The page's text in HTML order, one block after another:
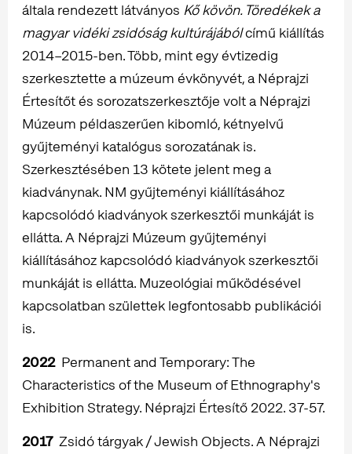
általa rendezett látványos Kő kövön. Töredékek a
magyar vidéki zsidóság kultúrájábólcímű kiállítás
2014–2015-ben. Több, mint egy évtizedig
szerkesztette a múzeum évkönyvét, a Néprajzi
Értesítőt és sorozatszerkesztője volt a Néprajzi
Múzeum példaszerűen kibomló, kétnyelvű
gyűjteményi katalógus sorozatának is.
Szerkesztésében 13 kötete jelent meg a
kiadványnak. NM gyűjteményi kiállításához
kapcsolódó kiadványok szerkesztői munkáját is
ellátta. A Néprajzi Múzeum gyűjteményi
kiállításához kapcsolódó kiadványok szerkesztői
munkáját is ellátta. Muzeológiai működésével
kapcsolatban születtek legfontosabb publikációi
is.
2022 Permanent and Temporary: The
Characteristics of the Museum of Ethnography's
Exhibition Strategy. Néprajzi Értesítő 2022. 37-57.
2017Zsidó tárgyak / Jewish Objects. A Néprajzi